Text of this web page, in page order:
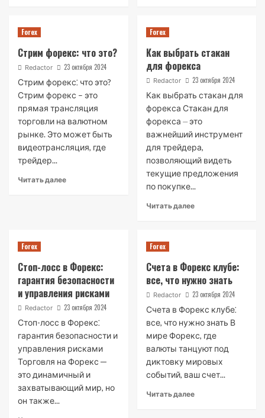
Forex
Стрим форекс: что это?
Redactor 23 октября 2024
Стрим форекс⁚ что это?
Стрим форекс – это
прямая трансляция
торговли на валютном
рынке. Это может быть
видеотрансляция, где
трейдер...
Читать далее
Forex
Как выбрать стакан
для форекса
Redactor 23 октября 2024
Как выбрать стакан для
форекса Стакан для
форекса ⏤ это
важнейший инструмент
для трейдера,
позволяющий видеть
текущие предложения
по покупке...
Читать далее
Forex
Стоп-лосс в Форекс:
гарантия безопасности
и управления рисками
Redactor 23 октября 2024
Стоп-лосс в Форекс⁚
гарантия безопасности и
управления рисками
Торговля на Форекс ─
это динамичный и
захватывающий мир, но
он также...
Forex
Счета в Форекс клубе:
все, что нужно знать
Redactor 23 октября 2024
Счета в Форекс клубе⁚
все, что нужно знать В
мире Форекс, где
валюты танцуют под
диктовку мировых
событий, ваш счет...
Читать далее